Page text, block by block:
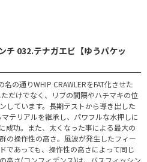
チ 032.テナガエビ【ゆうパケッ
名の通りWHIP CRAWLERをFAT化させた
だけでなく、リブの間隔やハチマキの位
しています。長期テストから導き出した
テリアルを継承し、パワフルな水押しに
成功。また、太くなった事による最大の
の操作性の高さ。風波が発生したフィー
であっても、操作性の高さによって同じ
高さ(コンフィデンス)は、バスフィッシン